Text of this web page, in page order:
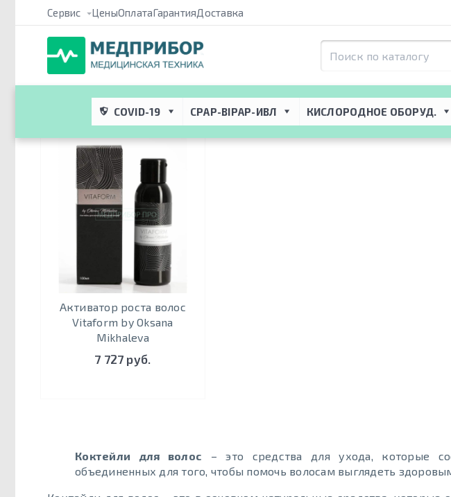
Сервис ЦеныОплатаГарантияДоставка
COVID-19 CPAP-BIPAP-ИВЛ КИСЛОРОДНОЕ ОБОРУД.
Медприбор ПРО → Каталог → Косметологические средства → Средства для ухода за
Коктейли для волос
Активатор роста волос
Vitaform by Oksana
Mikhaleva
7 727 руб.
Коктейли для волос – это средства для ухода, которые
объединенных для того, чтобы помочь волосам выглядеть